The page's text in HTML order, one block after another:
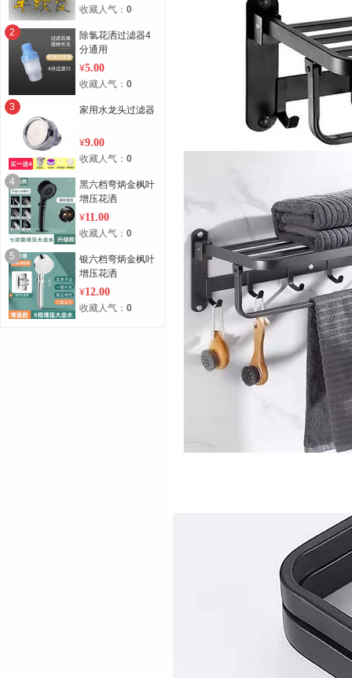
收藏人气： 0
2
除氯花洒过滤器4
分通用
¥5.00
收藏人气： 0
3 家用水龙头过滤器
¥9.00
收藏人气： 0
4
黑六档弯炳金枫叶
增压花洒
¥11.00
收藏人气： 0
5
银六档弯炳金枫叶
增压花洒
¥12.00
收藏人气： 0